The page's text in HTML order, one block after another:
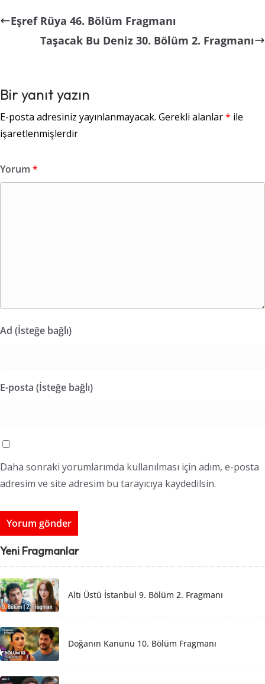
Eşref Rüya 46. Bölüm Fragmanı
Taşacak Bu Deniz 30. Bölüm 2. Fragmanı
Bir yanıt yazın
E-posta adresiniz yayınlanmayacak. Gerekli alanlar* ile
işaretlenmişlerdir
Yorum *
Ad (İsteğe bağlı)
E-posta (İsteğe bağlı)
Daha sonraki yorumlarımda kullanılması için adım, e-posta
adresim ve site adresim bu tarayıcıya kaydedilsin.
Yeni Fragmanlar
Altı Üstü İstanbul 9. Bölüm 2. Fragmanı
Doğanın Kanunu 10. Bölüm Fragmanı